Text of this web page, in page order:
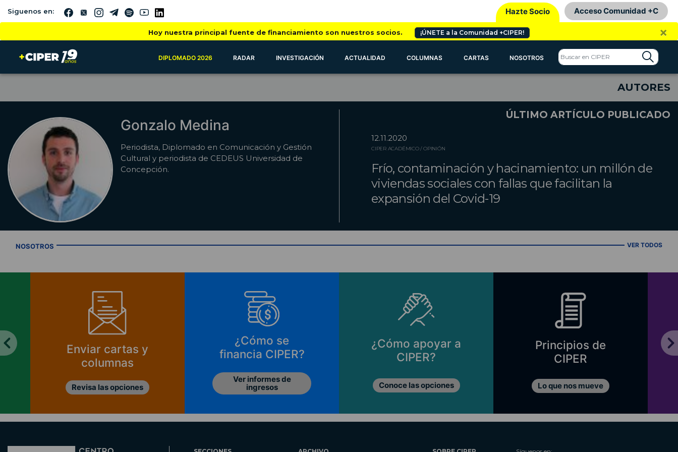
Siguenos en: Hazte Socio Acceso Comunidad +C
Hoy nuestra principal fuente de financiamiento son nuestros socios. ¡ÚNETE a la Comunidad +CIPER! ×
DIPLOMADO 2026 RADAR INVESTIGACIÓN ACTUALIDAD COLUMNAS CARTAS NOSOTROS
AUTORES
Gonzalo Medina
Periodista, Diplomado en Comunicación y Gestión
Cultural y periodista de CEDEUS Universidad de
Concepción.
ÚLTIMO ARTÍCULO PUBLICADO
12.11.2020
CIPER ACADÉMICO / OPINIÓN
Frío, contaminación y hacinamiento: un millón de
viviendas sociales con fallas que facilitan la
expansión del Covid-19
NOSOTROS VER TODOS
Enviar cartas y
columnas
Revisa las opciones
¿Cómo se
financia CIPER?
Ver informes de
ingresos
¿Cómo apoyar a
CIPER?
Conoce las opciones
Principios de
CIPER
Lo que nos mueve